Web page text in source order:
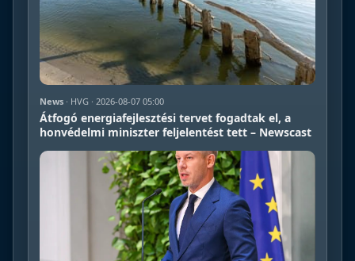
News · HVG · 2026-08-07 05:00
Átfogó energiafejlesztési tervet fogadtak el, a
honvédelmi miniszter feljelentést tett – Newscast